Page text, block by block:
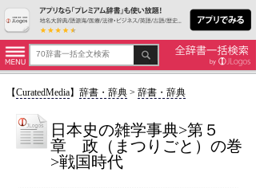
【CuratedMedia】 辞書・辞典> 辞書・辞典
日本史の雑学事典>第５
章 政（まつりごと）の巻
>戦国時代